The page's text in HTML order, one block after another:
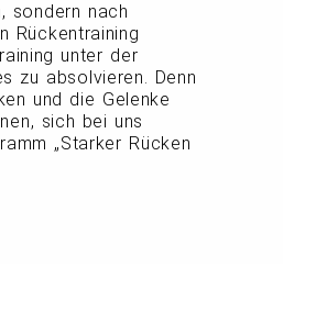
sondern nach
Rückentraining
unter der
zu absolvieren. Denn
und die Gelenke
sich bei uns
„Starker Rücken